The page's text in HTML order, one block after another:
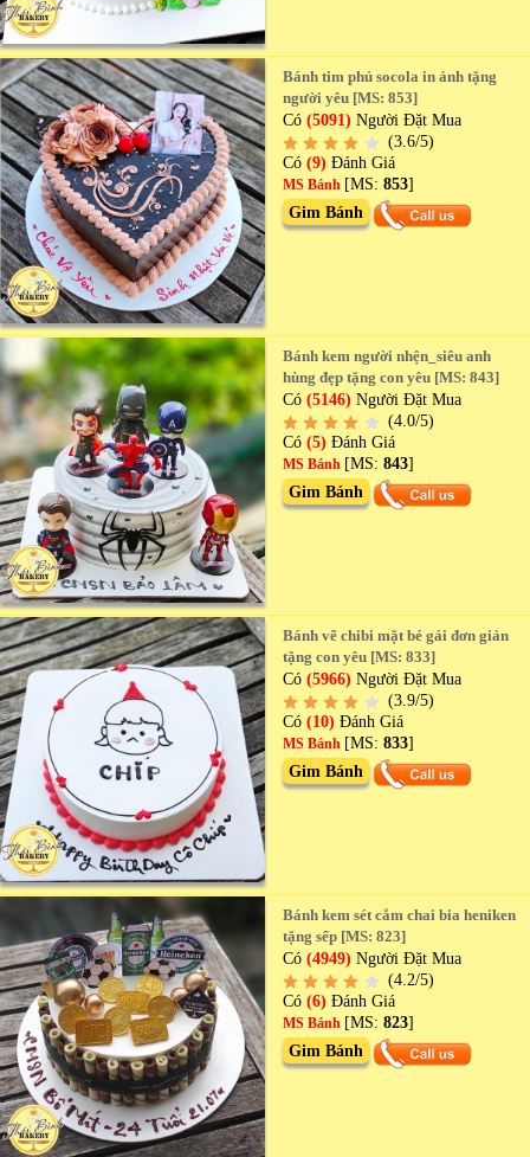
Bánh tim phủ socola in ảnh tặng
người yêu [MS: 853]
Có(5091) Người Đặt Mua
(3.6/5)
Có (9)Đánh Giá
MS Bánh [MS:853]
Gim Bánh
Bánh kem người nhện_siêu anh
hùng đẹp tặng con yêu [MS: 843]
Có(5146) Người Đặt Mua
(4.0/5)
Có (5)Đánh Giá
MS Bánh [MS:843]
Gim Bánh
Bánh vẽ chibi mặt bé gái đơn giản
tặng con yêu [MS: 833]
Có(5966) Người Đặt Mua
(3.9/5)
Có (10)Đánh Giá
MS Bánh [MS:833]
Gim Bánh
Bánh kem sét cắm chai bia heniken
tặng sếp [MS: 823]
Có(4949) Người Đặt Mua
(4.2/5)
Có (6)Đánh Giá
MS Bánh [MS:823]
Gim Bánh